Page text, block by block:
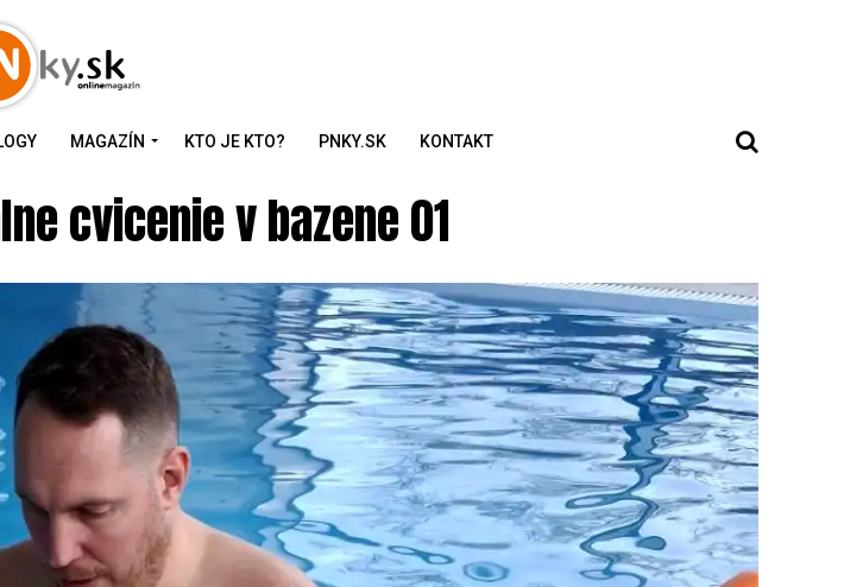
MAGAZÍN KTO JE KTO? PNKY.SK KONTAKT
cvicenie v bazene 01